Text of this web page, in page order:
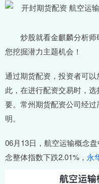
炒股就看金麒麟分析师
您挖掘潜力主题机会！
通过期货配资，投资者可
此，在进行配资交易时，
要。常州期货配资公司经
明。
06月13日，航空运输概念
念整体指数下跌2.01%， 永